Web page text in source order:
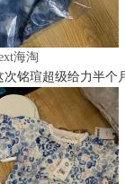
海淘
次铭瑄超级给力半个